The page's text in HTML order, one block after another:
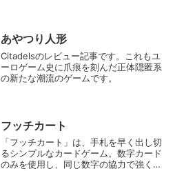
あやつり人形
Citadelsのレビュー記事です。これもユ
ーロゲーム史に爪痕を刻んだ正体隠匿系
の新たな潮流のゲームです。
フッチカート
「フッチカート」は、手札を早く出し切
るシンプルなカードゲーム。数字カード
のみを使用し、同じ数字の協力で強くな